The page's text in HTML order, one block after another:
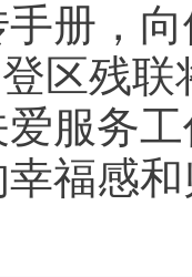
册，
区残
服务
福感